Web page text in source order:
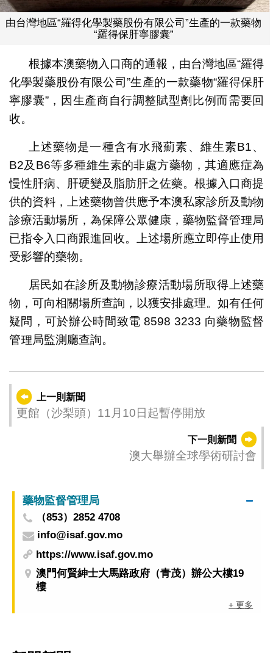
由台灣地區“羅得化學製藥股份有限公司”生產的一款藥物
“羅得保肝寧膠囊”
根據本澳藥物入口商的通報，由台灣地區“羅得
化學製藥股份有限公司”生產的一款藥物“羅得保肝
寧膠囊”，因生產商自行調整賦型劑比例而需要回
收。
上述藥物是一種含有水飛薊素、維生素B1、
B2及B6等多種維生素的非處方藥物，其適應症為
慢性肝病、肝硬變及脂肪肝之佐藥。根據入口商提
供的資料，上述藥物曾供應予本澳私家診所及動物
診療活動場所，為保障公眾健康，藥物監督管理局
已指令入口商跟進回收。上述場所應立即停止使用
受影響的藥物。
居民如在診所及動物診療活動場所取得上述藥
物，可向相關場所查詢，以獲安排處理。如有任何
疑問，可於辦公時間致電 8598 3233 向藥物監督
管理局監測廳查詢。
上一則新聞
更館（沙梨頭）11月10日起暫停開放
下一則新聞
澳大舉辦全球學術研討會
藥物監督管理局
（853）2852 4708
info@isaf.gov.mo
https://www.isaf.gov.mo
澳門何賢紳士大馬路政府（青茂）辦公大樓19
樓
+ 更多